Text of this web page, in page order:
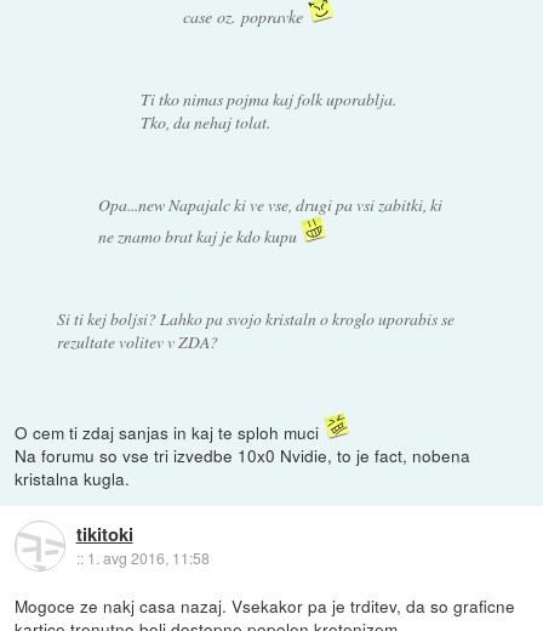
case oz. popravke
Ti tko nimas pojma kaj folk uporablja.
Tko, da nehaj tolat.
Opa...new Napajalc ki ve vse, drugi pa vsi zabitki, ki
ne znamo brat kaj je kdo kupu
Si ti kej boljsi? Lahko pa svojo kristaln o kroglo uporabis se
rezultate volitev v ZDA?
O cem ti zdaj sanjas in kaj te sploh muci
Na forumu so vse tri izvedbe 10x0 Nvidie, to je fact, nobena
kristalna kugla.
tikitoki
:: 1. avg 2016, 11:58
Mogoce ze nakj casa nazaj. Vsekakor pa je trditev, da so graficne